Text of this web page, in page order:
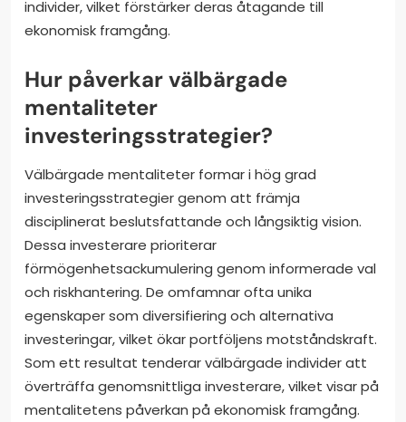
individer, vilket förstärker deras åtagande till
ekonomisk framgång.
Hur påverkar välbärgade
mentaliteter
investeringsstrategier?
Välbärgade mentaliteter formar i hög grad
investeringsstrategier genom att främja
disciplinerat beslutsfattande och långsiktig vision.
Dessa investerare prioriterar
förmögenhetsackumulering genom informerade val
och riskhantering. De omfamnar ofta unika
egenskaper som diversifiering och alternativa
investeringar, vilket ökar portföljens motståndskraft.
Som ett resultat tenderar välbärgade individer att
överträffa genomsnittliga investerare, vilket visar på
mentalitetens påverkan på ekonomisk framgång.